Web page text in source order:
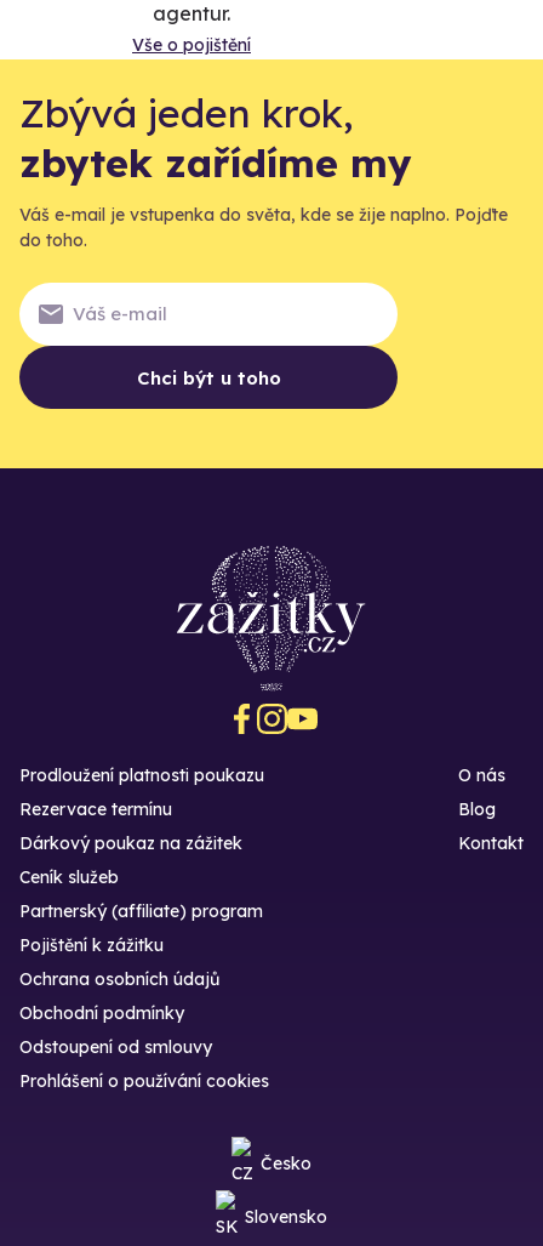
agentur.
Vše o pojištění
Zbývá jeden krok,
zbytek zařídíme my
Váš e-mail je vstupenka do světa, kde se žije naplno. Pojďte
do toho.
Chci být u toho
Prodloužení platnosti poukazu
Rezervace termínu
Dárkový poukaz na zážitek
O nás
Blog
Kontakt
Ceník služeb
Partnerský (affiliate) program
Pojištění k zážitku
Ochrana osobních údajů
Obchodní podmínky
Odstoupení od smlouvy
Prohlášení o používání cookies
Česko
Slovensko